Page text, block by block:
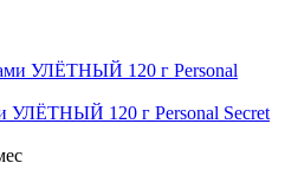
УЛЁТНЫЙ 120 г Personal Secret